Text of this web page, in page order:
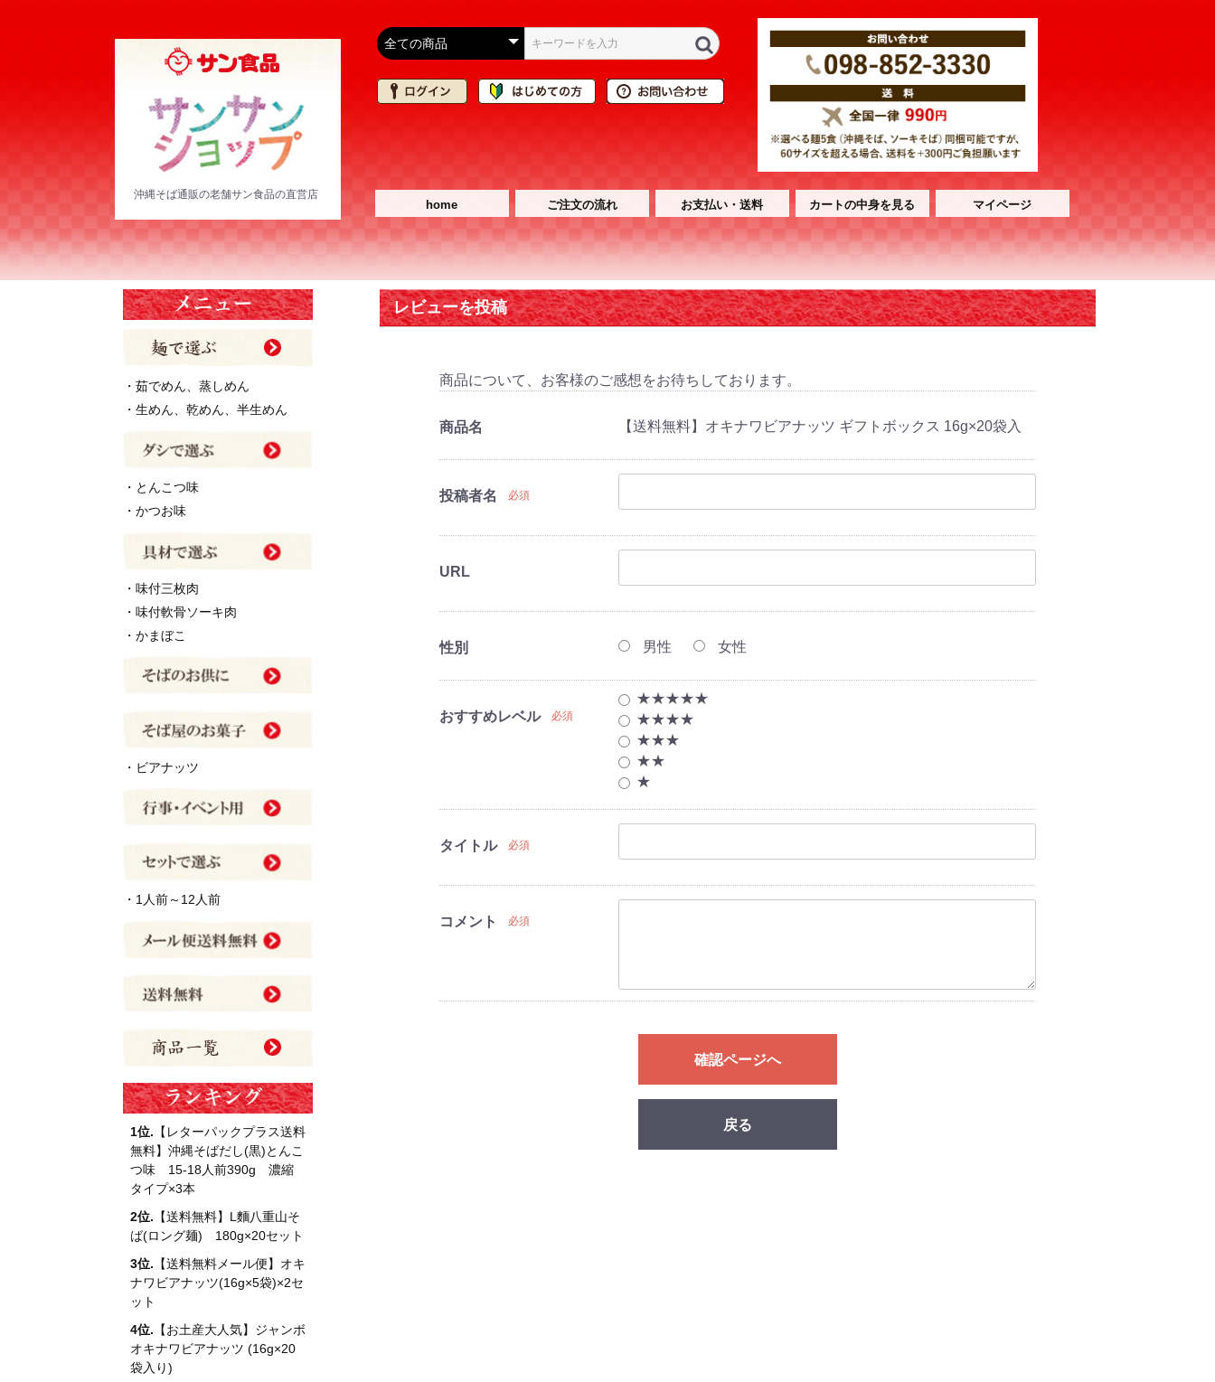
沖縄そば通販の老舗サン食品の直営店
home ご注文の流れ お支払い・送料 カートの中身を見る マイページ
・茹でめん、蒸しめん
・生めん、乾めん、半生めん
・とんこつ味
・かつお味
・味付三枚肉
・味付軟骨ソーキ肉
・かまぼこ
・ビアナッツ
・1人前～12人前
1位. 【レターパックプラス送料
無料】沖縄そばだし(黒)とんこ
つ味 15-18人前390g 濃縮
タイプ×3本
2位. 【送料無料】L麵八重山そ
ば(ロング麺) 180g×20セット
3位. 【送料無料メール便】オキ
ナワビアナッツ(16g×5袋)×2セ
ット
4位. 【お土産大人気】ジャンボ
オキナワビアナッツ (16g×20
袋入り)
レビューを投稿
商品について、お客様のご感想をお待ちしております。
商品名 【送料無料】オキナワビアナッツ ギフトボックス 16g×20袋入
投稿者名 必須
URL
性別 男性 女性
おすすめレベル 必須
★★★★★
★★★★
★★★
★★
★
タイトル 必須
コメント 必須
確認ページへ
戻る